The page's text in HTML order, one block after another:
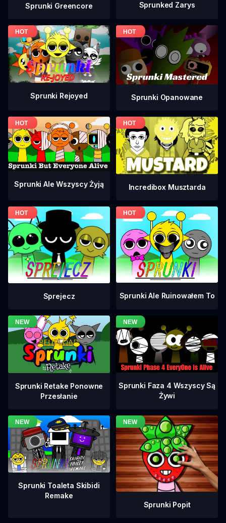
Sprunki Greencore Sprunked Zarys
Sprunki Rejoyed Sprunki Opanowane
Sprunki Ale Wszyscy Żyją Incredibox Musztarda
Sprejecz Sprunki Ale Ruinowałem To
Sprunki Retake Ponowne
Przesłanie
Sprunki Faza 4 Wszyscy Są
Żywi
Sprunki Toaleta Skibidi
Remake
Sprunki Popit